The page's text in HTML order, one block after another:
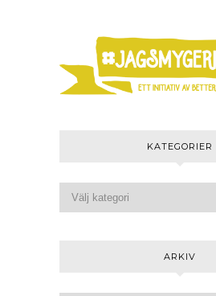
KATEGORIER
ARKIV